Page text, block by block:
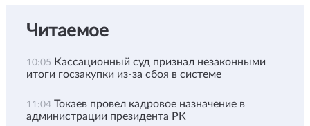
Читаемое
10:05 Кассационный суд признал незаконными
итоги госзакупки из-за сбоя в системе
11:04 Токаев провел кадровое назначение в
администрации президента РК